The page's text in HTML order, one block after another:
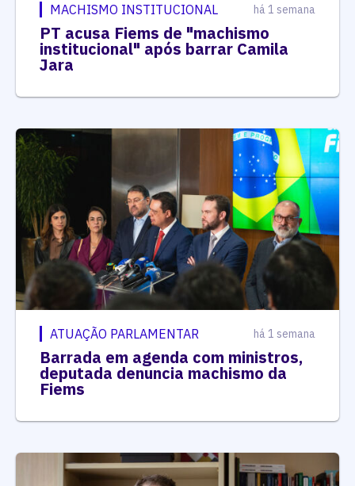
MACHISMO INSTITUCIONAL há 1 semana
PT acusa Fiems de "machismo
institucional" após barrar Camila
Jara
ATUAÇÃO PARLAMENTAR há 1 semana
Barrada em agenda com ministros,
deputada denuncia machismo da
Fiems